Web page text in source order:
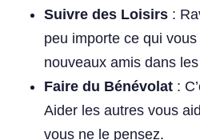
Suivre des Loisirs :
peu importe ce qui
nouveaux amis dans
Faire du Bénévolat :
Aider les autres vous
vous ne le pensez.